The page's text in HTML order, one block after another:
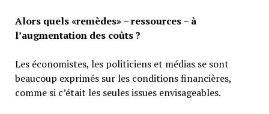
Alors quels «remèdes» – ressources – à
l’augmentation des coûts ?
Les économistes, les politiciens et médias se sont
beaucoup exprimés sur les conditions financières,
comme si c’était les seules issues envisageables.